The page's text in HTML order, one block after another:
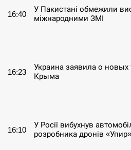
16:40
У Пакистані обмежили
міжнародними ЗМІ
16:23
Украина заявила о новых
Крыма
16:10
У Росії вибухнув
розробника дронів